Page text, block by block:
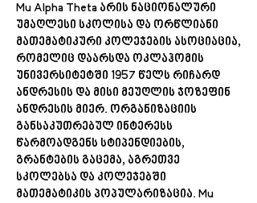
Mu Alpha Theta არის ნაციონალური
უმაღლესი სკოლისა და ორწლიანი
მათემატიკური კოლეჯების ასოციაცია,
რომელიც დაარსდა ოკლაჰომის
უნივერსიტეტში 1957 წელს რიჩარდ
ანდრესის და მისი მეუღლის ჯოზეფინ
ანდრესის მიერ. ორგანიზაციის
განსაკუთრებულ ინტერესს
წარმოადგენს სტიპენდიების,
გრანტების გაცემა, აგრეთვე
სკოლებსა და კოლეჯებში
მათემატიკის პოპულარიზაცია. Mu